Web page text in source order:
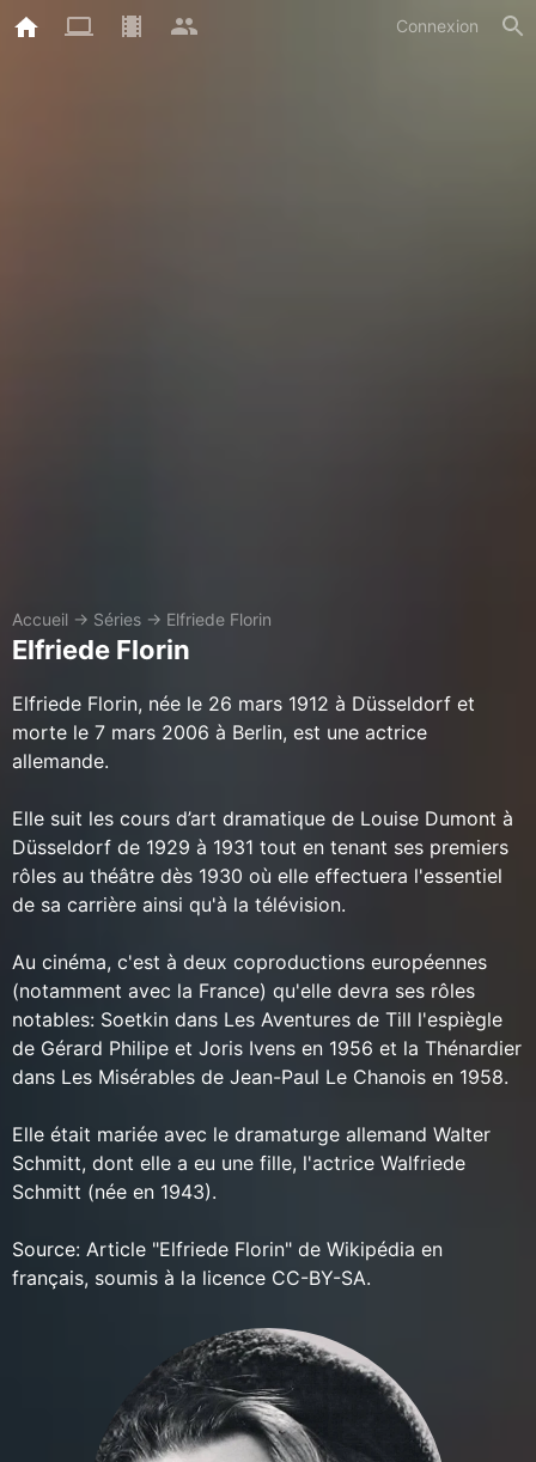
Connexion
Accueil → Séries → Elfriede Florin
Elfriede Florin
Elfriede Florin, née le 26 mars 1912 à Düsseldorf et
morte le 7 mars 2006 à Berlin, est une actrice
allemande.
Elle suit les cours d’art dramatique de Louise Dumont à
Düsseldorf de 1929 à 1931 tout en tenant ses premiers
rôles au théâtre dès 1930 où elle effectuera l'essentiel
de sa carrière ainsi qu'à la télévision.
Au cinéma, c'est à deux coproductions européennes
(notamment avec la France) qu'elle devra ses rôles
notables: Soetkin dans Les Aventures de Till l'espiègle
de Gérard Philipe et Joris Ivens en 1956 et la Thénardier
dans Les Misérables de Jean-Paul Le Chanois en 1958.
Elle était mariée avec le dramaturge allemand Walter
Schmitt, dont elle a eu une fille, l'actrice Walfriede
Schmitt (née en 1943).
Source: Article "Elfriede Florin" de Wikipédia en
français, soumis à la licence CC-BY-SA.